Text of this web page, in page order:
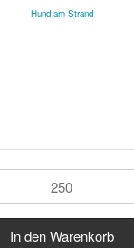
Hund am Strand